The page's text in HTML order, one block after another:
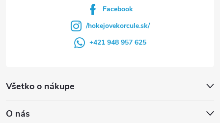
Všetko o nákupe
O nás
Facebook
/hokejovekorcule.sk/
+421 948 957 625